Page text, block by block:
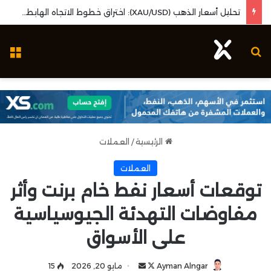
تحليل سهم مجموعة صافولا: نمو الأرباح الفصلية وارتكاز فني محوري لإعادة استهداف المقاومات
بحث عن
الرئيسية / العملات
العملات
توقعات أسعار نفط خام برنت وأثر
مفاوضات التهدئة الجيوسياسية
على الأسواق
Ayman Alngar
ت
مايو 20, 2026 15